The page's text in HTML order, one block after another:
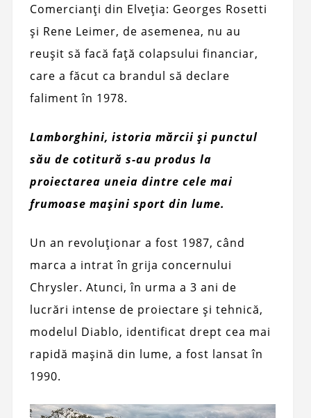
Comercianți din Elveția: Georges Rosetti
și Rene Leimer, de asemenea, nu au
reușit să facă față colapsului financiar,
care a făcut ca brandul să declare
faliment în 1978.
Lamborghini, istoria mărcii și punctul
său de cotitură s-au produs la
proiectarea uneia dintre cele mai
frumoase mașini sport din lume.
Un an revoluționar a fost 1987, când
marca a intrat în grija concernului
Chrysler. Atunci, în urma a 3 ani de
lucrări intense de proiectare și tehnică,
modelul Diablo, identificat drept cea mai
rapidă mașină din lume, a fost lansat în
1990.